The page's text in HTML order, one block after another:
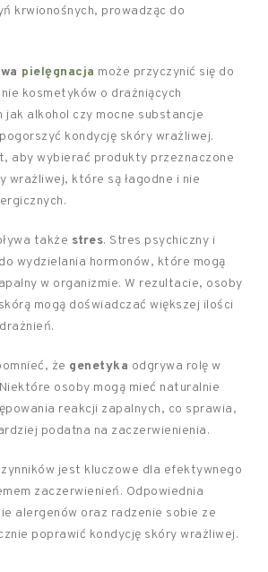
krwionośnych, prowadząc do
pielęgnacja może przyczynić się do
kosmetyków o drażniących
jak alkohol czy mocne substancje
kondycję skóry wrażliwej.
aby wybierać produkty przeznaczone
wrażliwej, które są łagodne i nie
także stres. Stres psychiczny i
wydzielania hormonów, które mogą
w organizmie. W rezultacie, osoby
mogą doświadczać większej ilości
że genetyka odgrywa rolę w
osoby mogą mieć naturalnie
reakcji zapalnych, co sprawia,
podatna na zaczerwienienia.
jest kluczowe dla efektywnego
zaczerwienień. Odpowiednia
alergenów oraz radzenie sobie ze
poprawić kondycję skóry wrażliwej.